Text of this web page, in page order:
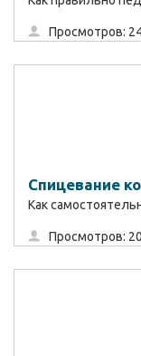
Просмотров:
Спицевание
Как
Просмотров: